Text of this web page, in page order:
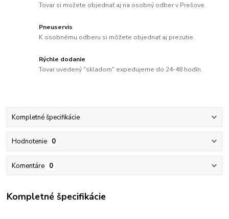
Tovar si možete objednať aj na osobný odber v Prešove.
Pneuservis
K osobnému odberu si môžete objednať aj prezutie.
Rýchle dodanie
Tovar uvedený "skladom" expedujeme do 24-48 hodín.
Kompletné špecifikácie
Hodnotenie 0
Komentáre 0
Kompletné špecifikácie